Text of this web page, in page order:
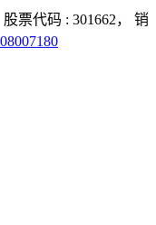
票代码 : 301662，
销